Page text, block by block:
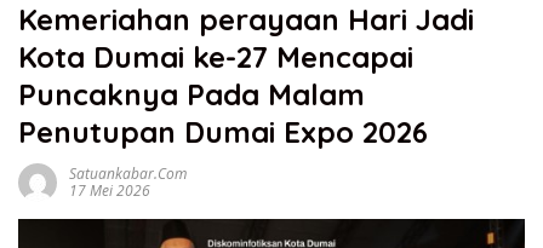
Kemeriahan perayaan Hari Jadi
Kota Dumai ke-27 Mencapai
Puncaknya Pada Malam
Penutupan Dumai Expo 2026
Satuankabar.com
17 Mei 2026